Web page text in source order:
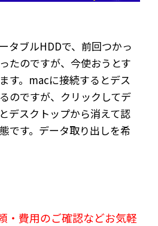
タブルHDDで、前回つかっ
たのですが、今使おうとす
す。macに接続するとデス
のですが、クリックしてデ
デスクトップから消えて認
です。データ取り出しを希
・費用のご確認などお気軽